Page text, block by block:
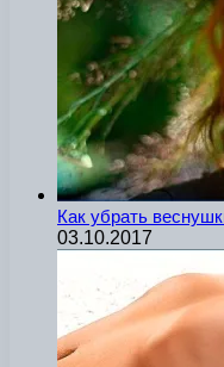
Как убрать
03.10.2017